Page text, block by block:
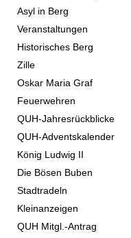
Asyl in Berg
Veranstaltungen
Historisches Berg
Zille
Oskar Maria Graf
Feuerwehren
QUH-Jahresrückblicke
QUH-Adventskalender
König Ludwig II
Die Bösen Buben
Stadtradeln
Kleinanzeigen
QUH Mitgl.-Antrag